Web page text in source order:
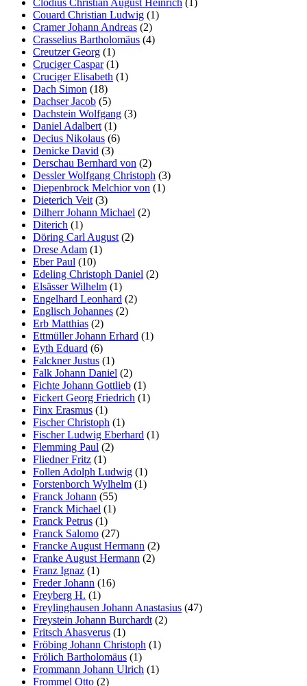
Clodius Christian August Heinrich (1)
Couard Christian Ludwig (1)
Cramer Johann Andreas (2)
Crasselius Bartholomäus (4)
Creutzer Georg (1)
Cruciger Caspar(1)
Cruciger Elisabeth (1)
Dach Simon (18)
Dachser Jacob (5)
Dachstein Wolfgang (3)
Daniel Adalbert (1)
Decius Nikolaus (6)
Denicke David (3)
Derschau Bernhard von (2)
Dessler Wolfgang Christoph (3)
Diepenbrock Melchior von (1)
Dieterich Veit (3)
Dilherr Johann Michael (2)
Diterich (1)
Döring Carl August (2)
Drese Adam (1)
Eber Paul (10)
Edeling Christoph Daniel (2)
Elsässer Wilhelm (1)
Engelhard Leonhard (2)
Englisch Johannes (2)
Erb Matthias (2)
Ettmüller Johann Erhard (1)
Eyth Eduard (6)
Falckner Justus (1)
Falk Johann Daniel (2)
Fichte Johann Gottlieb (1)
Fickert Georg Friedrich (1)
Finx Erasmus (1)
Fischer Christoph (1)
Fischer Ludwig Eberhard (1)
Flemming Paul (2)
Fliedner Fritz (1)
Follen Adolph Ludwig (1)
Forstenborch Wylhelm (1)
Franck Johann (55)
Franck Michael (1)
Franck Petrus (1)
Franck Salomo (27)
Francke August Hermann (2)
Franke August Hermann (2)
Franz Ignaz (1)
Freder Johann (16)
Freyberg H. (1)
Freylinghausen Johann Anastasius (47)
Freystein Johann Burchardt (2)
Fritsch Ahasverus (1)
Fröbing Johann Christoph (1)
Frölich Bartholomäus (1)
Frommann Johann Ulrich (1)
Frommel Otto (2)